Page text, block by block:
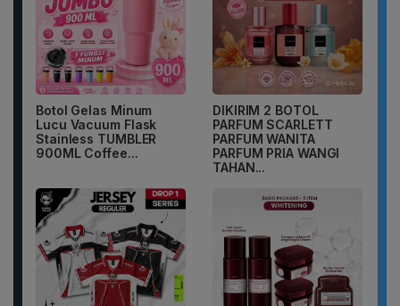
Botol Gelas Minum
Lucu Vacuum Flask
Stainless TUMBLER
900ML Coffee...
DIKIRIM 2 BOTOL
PARFUM SCARLETT
PARFUM WANITA
PARFUM PRIA WANGI
TAHAN...